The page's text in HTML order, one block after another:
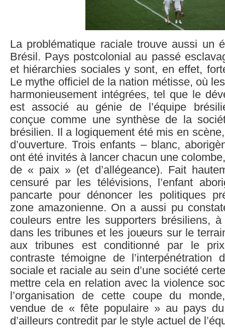
La problématique raciale trouve aussi un
Brésil. Pays postcolonial au passé
et hiérarchies sociales y sont, en effet,
Le mythe officiel de la nation métisse, où
harmonieusement intégrées, tel que le
est associé au génie de l’équipe
conçue comme une synthèse de la
brésilien. Il a logiquement été mis en
d’ouverture. Trois enfants – blanc,
ont été invités à lancer chacun une
de « paix » (et d’allégeance). Fait
censuré par les télévisions, l’enfant
pancarte pour dénoncer les politiques
zone amazonienne. On a aussi pu
couleurs entre les supporters brésiliens,
dans les tribunes et les joueurs sur le
aux tribunes est conditionné par le
contraste témoigne de l’interpénétration
sociale et raciale au sein d’une société
mettre cela en relation avec la violence
l’organisation de cette coupe du
vendue de « fête populaire » au pays
d’ailleurs contredit par le style actuel de